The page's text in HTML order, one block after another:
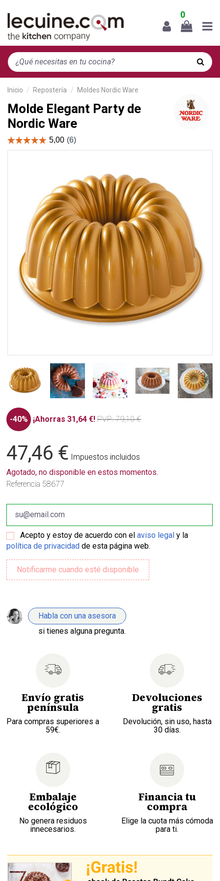
0
Inicio Repostería Moldes Nordic Ware
Molde Elegant Party de
Nordic Ware
-40% ¡Ahorras 31,64 €! PVP: 79,10 €
47,46 € Impuestos incluidos
Agotado, no disponible en estos momentos.
Referencia 58677
Acepto y estoy de acuerdo con elaviso legal y la
política de privacidad de esta página web.
Habla con una asesora
si tienes alguna pregunta.
Envío gratis
península
Para compras superiores a
59€.
Devoluciones
gratis
Devolución, sin uso, hasta
30 días.
Embalaje
ecológico
No genera residuos
innecesarios.
Financia tu
compra
Elige la cuota más cómoda
para ti.